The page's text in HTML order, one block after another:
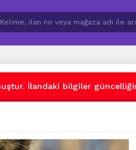
İlandaki bilgiler